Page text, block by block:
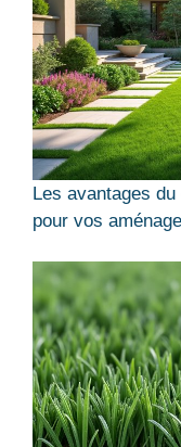
Les avantages
pour vos